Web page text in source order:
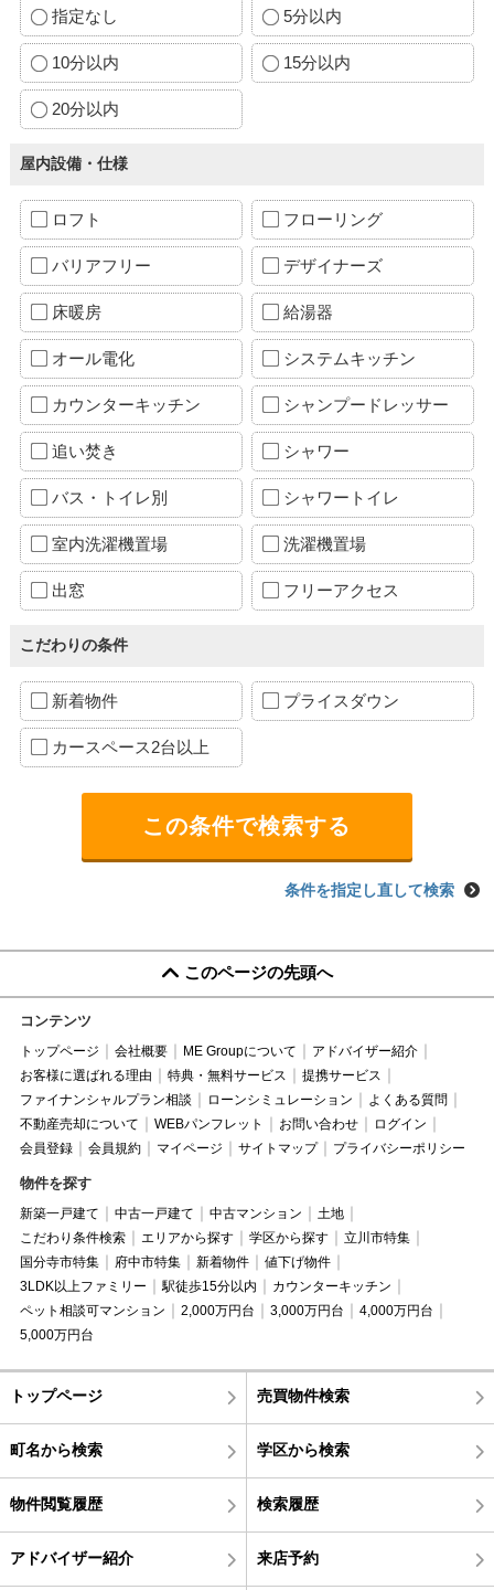
指定なし 5分以内
10分以内 15分以内
20分以内
屋内設備・仕様
ロフト フローリング
バリアフリー デザイナーズ
床暖房 給湯器
オール電化 システムキッチン
カウンターキッチン シャンプードレッサー
追い焚き シャワー
バス・トイレ別 シャワートイレ
室内洗濯機置場 洗濯機置場
出窓 フリーアクセス
こだわりの条件
新着物件 プライスダウン
カースペース2台以上
条件を指定し直して検索
このページの先頭へ
コンテンツ
トップページ 会社概要 ME Groupについて
アドバイザー紹介
お客様に選ばれる理由
特典・無料サービス
提携サービス
ファイナンシャルプラン相談
ローンシミュレーション
よくある質問
不動産売却について
WEBパンフレット お問い合わせ
ログイン
会員登録
会員規約 マイページ サイトマップ プライバシーポリシー
物件を探す
新築一戸建て 中古一戸建て 中古マンション
土地
こだわり条件検索
エリアから探す 学区から探す
立川市特集
国分寺市特集
府中市特集 新着物件
値下げ物件
3LDK以上ファミリー
駅徒歩15分以内
カウンターキッチン
ペット相談可マンション
2,000万円台 3,000万円台
4,000万円台
5,000万円台
トップページ 売買物件検索
町名から検索 学区から検索
物件閲覧履歴 検索履歴
アドバイザー紹介 来店予約